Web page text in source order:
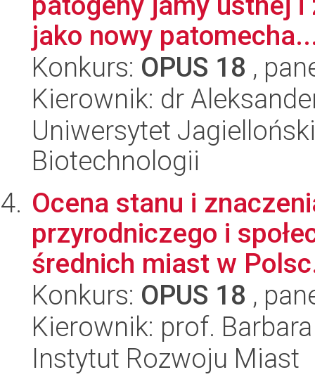
jako nowy
Konkurs: OPUS 18 ,
Kierownik: dr
Uniwersytet
Biotechnologii
Ocena stanu i
przyrodniczego i
średnich miast w
Konkurs: OPUS 18 ,
Kierownik: prof.
Instytut Rozwoju Miast